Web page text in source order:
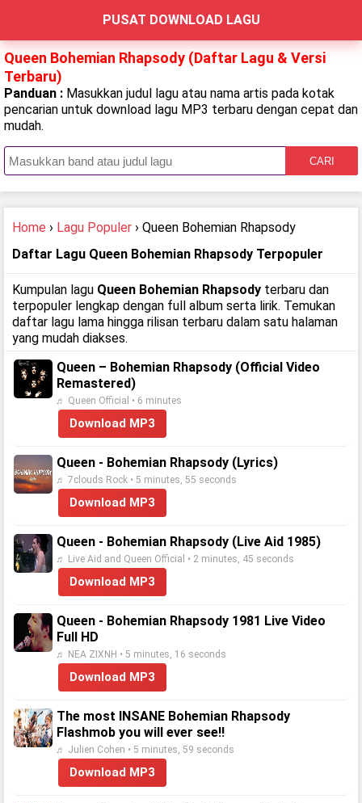
PUSAT DOWNLOAD LAGU
Queen Bohemian Rhapsody (Daftar Lagu & Versi
Terbaru)
Panduan : Masukkan judul lagu atau nama artis pada kotak
pencarian untuk download lagu MP3 terbaru dengan cepat dan
mudah.
CARI
Home › Lagu Populer › Queen Bohemian Rhapsody
Daftar Lagu Queen Bohemian Rhapsody Terpopuler
Kumpulan lagu Queen Bohemian Rhapsody terbaru dan
terpopuler lengkap dengan full album serta lirik. Temukan
daftar lagu lama hingga rilisan terbaru dalam satu halaman
yang mudah diakses.
Queen – Bohemian Rhapsody (Official Video
Remastered)
♬ Queen Official • 6 minutes
Download MP3
Queen - Bohemian Rhapsody (Lyrics)
♬ 7clouds Rock • 5 minutes, 55 seconds
Download MP3
Queen - Bohemian Rhapsody (Live Aid 1985)
♬ Live Aid and Queen Official • 2 minutes, 45 seconds
Download MP3
Queen - Bohemian Rhapsody 1981 Live Video
Full HD
♬ NEA ZIXNH • 5 minutes, 16 seconds
Download MP3
The most INSANE Bohemian Rhapsody
Flashmob you will ever see!!
♬ Julien Cohen • 5 minutes, 59 seconds
Download MP3